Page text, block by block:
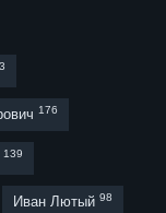
176
139
Иван Лютый 98